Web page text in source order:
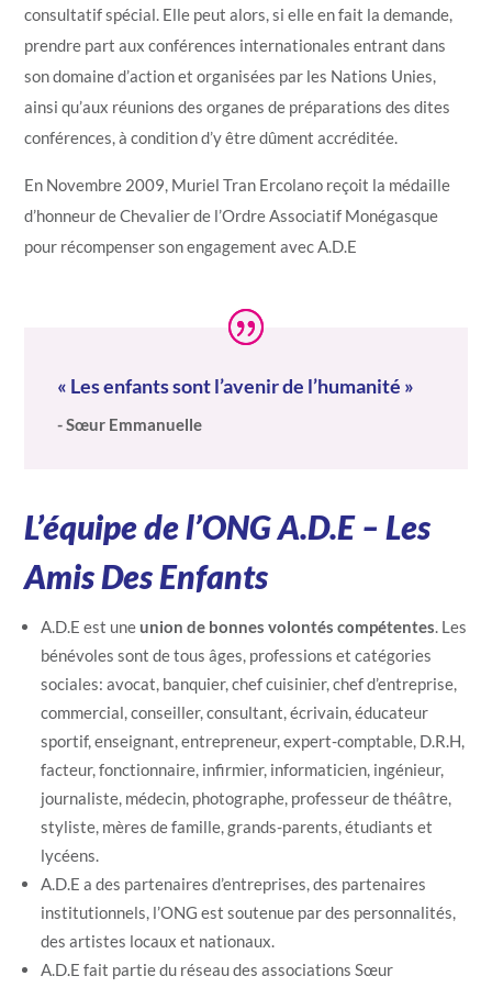
consultatif spécial. Elle peut alors, si elle en fait la demande,
prendre part aux conférences internationales entrant dans
son domaine d’action et organisées par les Nations Unies,
ainsi qu’aux réunions des organes de préparations des dites
conférences, à condition d’y être dûment accréditée.
En Novembre 2009, Muriel Tran Ercolano reçoit la médaille
d’honneur de Chevalier de l’Ordre Associatif Monégasque
pour récompenser son engagement avec A.D.E
« Les enfants sont l’avenir de l’humanité »
- Sœur Emmanuelle
L’équipe de l’ONG A.D.E – Les
Amis Des Enfants
A.D.E est uneunion de bonnes volontés compétentes. Les
bénévoles sont de tous âges, professions et catégories
sociales: avocat, banquier, chef cuisinier, chef d’entreprise,
commercial, conseiller, consultant, écrivain, éducateur
sportif, enseignant, entrepreneur, expert-comptable, D.R.H,
facteur, fonctionnaire, infirmier, informaticien, ingénieur,
journaliste, médecin, photographe, professeur de théâtre,
styliste, mères de famille, grands-parents, étudiants et
lycéens.
A.D.E a des partenaires d’entreprises, des partenaires
institutionnels, l’ONG est soutenue par des personnalités,
des artistes locaux et nationaux.
A.D.E fait partie du réseau des associations Sœur